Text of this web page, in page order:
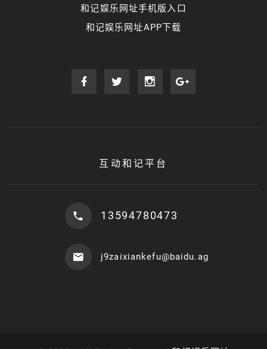
和记娱乐网址手机版入口
和记娱乐网址APP下载
互动和记平台
13594780473
j9zaixiankefu@baidu.ag